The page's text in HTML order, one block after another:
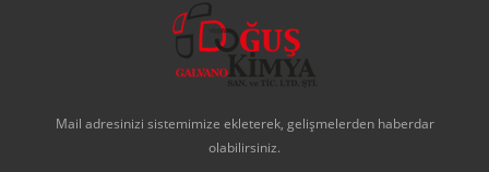
Mail adresinizi sistemimize ekleterek, gelişmelerden haberdar
olabilirsiniz.